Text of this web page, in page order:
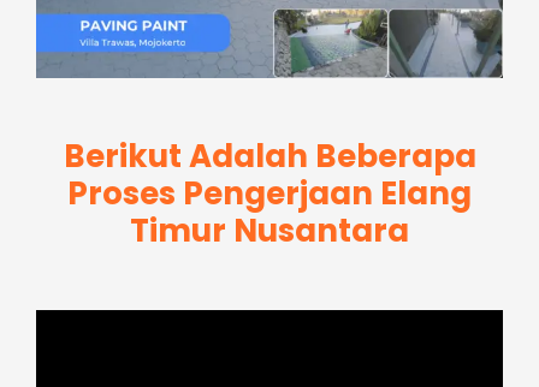
Berikut Adalah Beberapa
Proses Pengerjaan Elang
Timur Nusantara